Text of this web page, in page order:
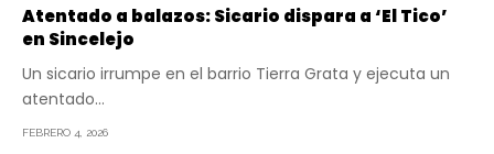
Atentado a balazos: Sicario dispara a ‘El Tico’
en Sincelejo
Un sicario irrumpe en el barrio Tierra Grata y ejecuta un
atentado…
FEBRERO 4, 2026